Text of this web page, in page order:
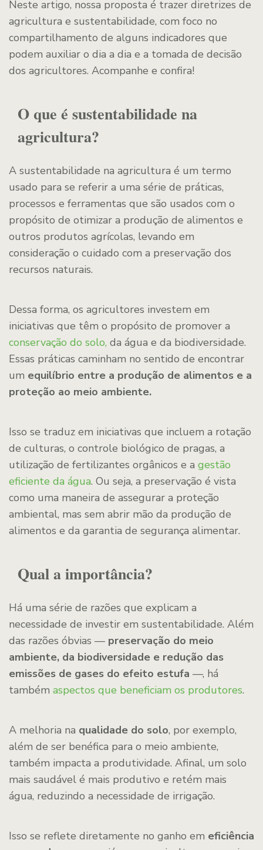
Neste artigo, nossa proposta é trazer diretrizes de
agricultura e sustentabilidade, com foco no
compartilhamento de alguns indicadores que
podem auxiliar o dia a dia e a tomada de decisão
dos agricultores. Acompanhe e confira!
O que é sustentabilidade na
agricultura?
A sustentabilidade na agricultura é um termo
usado para se referir a uma série de práticas,
processos e ferramentas que são usados com o
propósito de otimizar a produção de alimentos e
outros produtos agrícolas, levando em
consideração o cuidado com a preservação dos
recursos naturais.
Dessa forma, os agricultores investem em
iniciativas que têm o propósito de promover a
conservação do solo, da água e da biodiversidade.
Essas práticas caminham no sentido de encontrar
um equilíbrio entre a produção de alimentos e a
proteção ao meio ambiente.
Isso se traduz em iniciativas que incluem a rotação
de culturas, o controle biológico de pragas, a
utilização de fertilizantes orgânicos e a gestão
eficiente da água. Ou seja, a preservação é vista
como uma maneira de assegurar a proteção
ambiental, mas sem abrir mão da produção de
alimentos e da garantia de segurança alimentar.
Qual a importância?
Há uma série de razões que explicam a
necessidade de investir em sustentabilidade. Além
das razões óbvias — preservação do meio
ambiente, da biodiversidade e redução das
emissões de gases do efeito estufa —, há
também aspectos que beneficiam os produtores.
A melhoria na qualidade do solo, por exemplo,
além de ser benéfica para o meio ambiente,
também impacta a produtividade. Afinal, um solo
mais saudável é mais produtivo e retém mais
água, reduzindo a necessidade de irrigação.
Isso se reflete diretamente no ganho em eficiência